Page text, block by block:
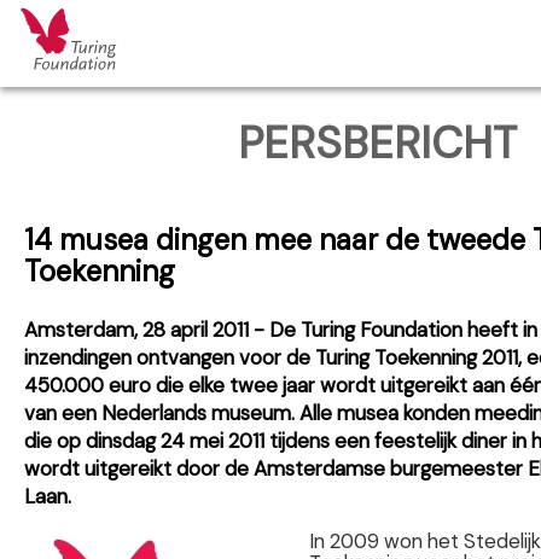
PERSBERICHT
14 musea dingen mee naar de tweede
Toekenning
Amsterdam, 28 april 2011 - De Turing Foundation heeft
inzendingen ontvangen voor de Turing Toekenning 2011,
450.000 euro die elke twee jaar wordt uitgereikt aan
van een Nederlands museum. Alle musea konden
die op dinsdag 24 mei 2011 tijdens een feestelijk diner in
wordt uitgereikt door de Amsterdamse burgemeester
Laan.
In 2009 won het